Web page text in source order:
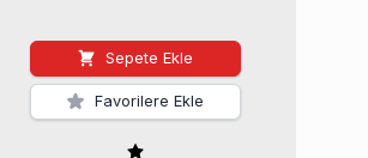
Sepete Ekle
Favorilere Ekle